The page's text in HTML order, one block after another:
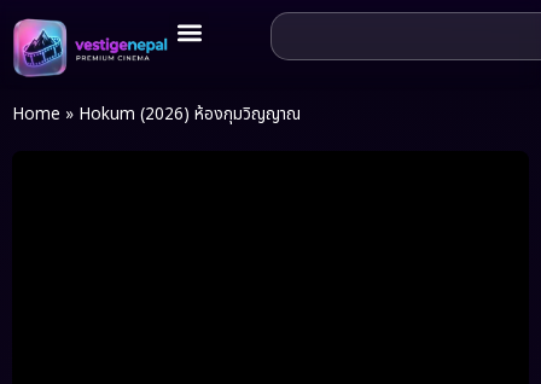
Home » Hokum (2026) ห้องกุมวิญญาณ